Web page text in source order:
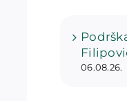
06.08.26.